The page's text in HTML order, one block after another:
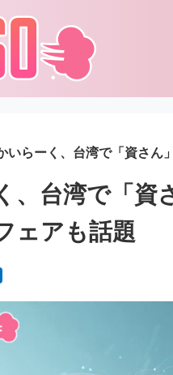
いらーく、台湾で「資さん
、台湾で「資
ェアも話題